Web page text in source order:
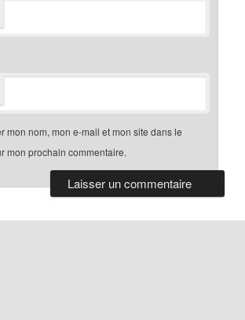
mon nom, mon e-mail et mon site dans le
mon prochain commentaire.